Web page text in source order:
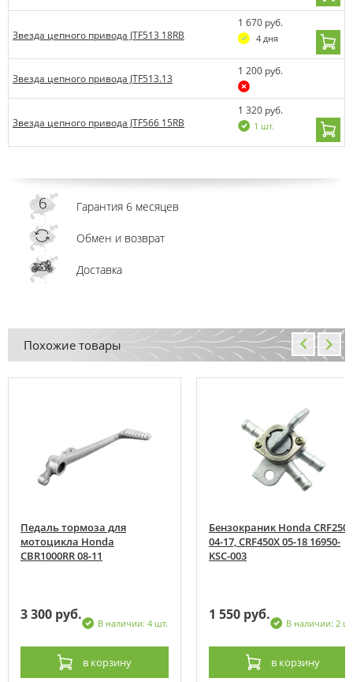
Звезда цепного привода JTF513 18RB
1 670 руб.
4 дня
Звезда цепного привода JTF513.13
1 200 руб.
Звезда цепного привода JTF566 15RB
1 320 руб.
1 шт.
Гарантия 6 месяцев
Обмен и возврат
Доставка
Похожие товары
Педаль тормоза для
мотоцикла Honda
CBR1000RR 08-11
3 300 руб.
В наличии: 4 шт.
в корзину
Бензокраник Honda
04-17, CRF450X 05-18 16950-
KSC-003
1 550 руб.
В наличии: 2
в корзину